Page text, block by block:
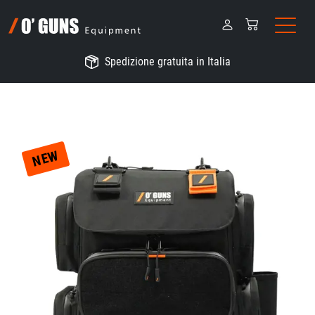
Spedizione gratuita in Italia
NEW